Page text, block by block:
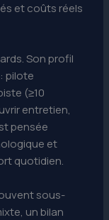
et coûts réels
Son profil
pilote
(≥10
entretien,
pensée
et
quotidien.
sous-
un bilan